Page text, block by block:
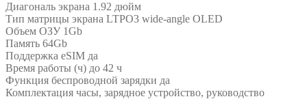
Диагональ экрана 1.92 дюйм
Тип матрицы экрана LTPO3 wide-angle OLED
Объем ОЗУ 1Gb
Память 64Gb
Поддержка eSIM да
Время работы (ч) до 42 ч
Функция беспроводной зарядки да
Комплектация часы, зарядное устройство, руководство